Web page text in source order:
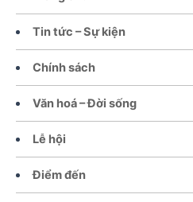
Tin tức – Sự kiện
Chính sách
Văn hoá – Đời sống
Lễ hội
Điểm đến